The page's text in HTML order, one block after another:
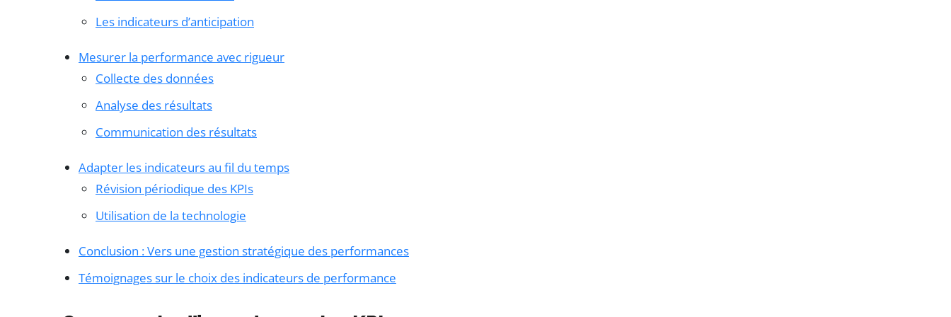
Les indicateurs d’anticipation
Mesurer la performance avec rigueur
Collecte des données
Analyse des résultats
Communication des résultats
Adapter les indicateurs au fil du temps
Révision périodique des KPIs
Utilisation de la technologie
Conclusion : Vers une gestion stratégique des performances
Témoignages sur le choix des indicateurs de performance